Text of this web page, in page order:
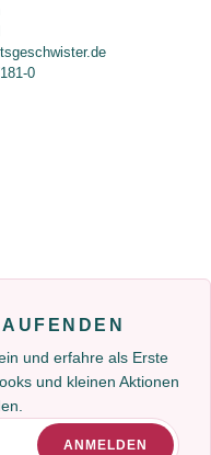
0
und erfahre als Erste
und kleinen Aktionen
ANMELDEN